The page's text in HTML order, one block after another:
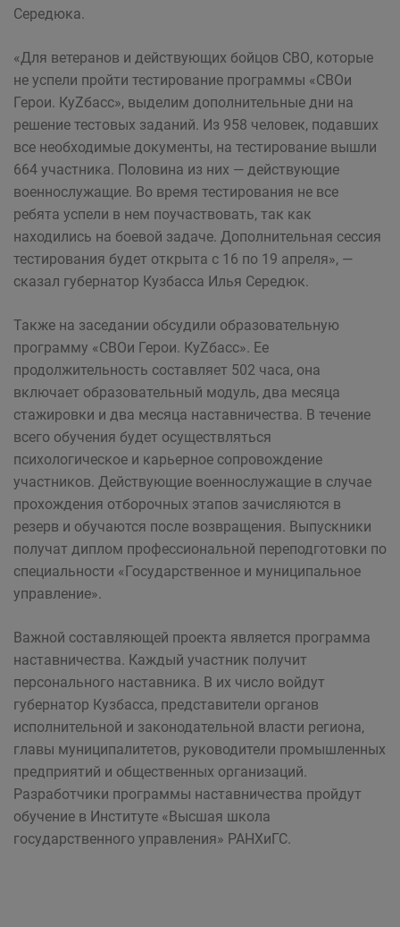
Середюка.
«Для ветеранов и действующих бойцов СВО, которые
не успели пройти тестирование программы «СВОи
Герои. КуZбасс», выделим дополнительные дни на
решение тестовых заданий. Из 958 человек, подавших
все необходимые документы, на тестирование вышли
664 участника. Половина из них — действующие
военнослужащие. Во время тестирования не все
ребята успели в нем поучаствовать, так как
находились на боевой задаче. Дополнительная сессия
тестирования будет открыта с 16 по 19 апреля», —
сказал губернатор Кузбасса Илья Середюк.
Также на заседании обсудили образовательную
программу «СВОи Герои. КуZбасс». Ее
продолжительность составляет 502 часа, она
включает образовательный модуль, два месяца
стажировки и два месяца наставничества. В течение
всего обучения будет осуществляться
психологическое и карьерное сопровождение
участников. Действующие военнослужащие в случае
прохождения отборочных этапов зачисляются в
резерв и обучаются после возвращения. Выпускники
получат диплом профессиональной переподготовки по
специальности «Государственное и муниципальное
управление».
Важной составляющей проекта является программа
наставничества. Каждый участник получит
персонального наставника. В их число войдут
губернатор Кузбасса, представители органов
исполнительной и законодательной власти региона,
главы муниципалитетов, руководители промышленных
предприятий и общественных организаций.
Разработчики программы наставничества пройдут
обучение в Институте «Высшая школа
государственного управления» РАНХиГС.